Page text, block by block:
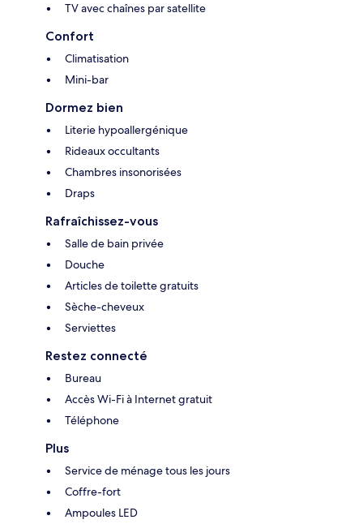
TV avec chaînes par satellite
Confort
Climatisation
Mini-bar
Dormez bien
Literie hypoallergénique
Rideaux occultants
Chambres insonorisées
Draps
Rafraîchissez-vous
Salle de bain privée
Douche
Articles de toilette gratuits
Sèche-cheveux
Serviettes
Restez connecté
Bureau
Accès Wi-Fi à Internet gratuit
Téléphone
Plus
Service de ménage tous les jours
Coffre-fort
Ampoules LED